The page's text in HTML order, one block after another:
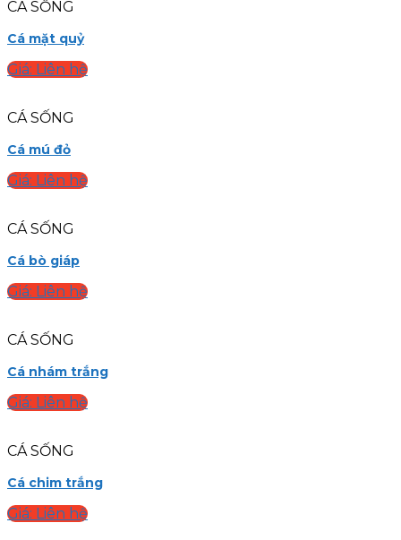
CÁ SỐNG
Cá mặt quỷ
Giá: Liên hệ
CÁ SỐNG
Cá mú đỏ
Giá: Liên hệ
CÁ SỐNG
Cá bò giáp
Giá: Liên hệ
CÁ SỐNG
Cá nhám trắng
Giá: Liên hệ
CÁ SỐNG
Cá chim trắng
Giá: Liên hệ